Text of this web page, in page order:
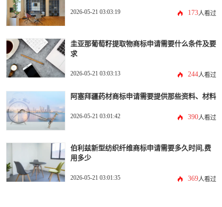
2026-05-21 03:03:19 173人看过
圭亚那葡萄籽提取物商标申请需要什么条件及要
求
2026-05-21 03:03:13 244人看过
阿塞拜疆药材商标申请需要提供那些资料、材料
2026-05-21 03:01:42 390人看过
伯利兹新型纺织纤维商标申请需要多久时间,费
用多少
2026-05-21 03:01:35 369人看过